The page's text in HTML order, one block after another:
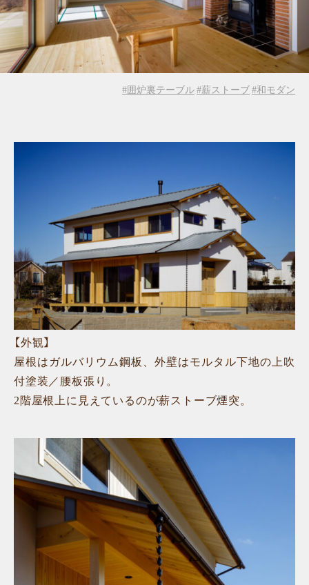
#囲炉裏テーブル #薪ストーブ #和モダン
【外観】
屋根はガルバリウム鋼板、外壁はモルタル下地の上吹
付塗装／腰板張り。
2階屋根上に見えているのが薪ストーブ煙突。